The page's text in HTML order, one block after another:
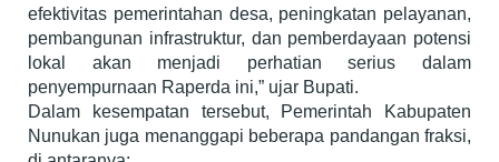
efektivitas pemerintahan desa, peningkatan pelayanan,
pembangunan infrastruktur, dan pemberdayaan potensi
lokal akan menjadi perhatian serius dalam
penyempurnaan Raperda ini,” ujar Bupati.
Dalam kesempatan tersebut, Pemerintah Kabupaten
Nunukan juga menanggapi beberapa pandangan fraksi,